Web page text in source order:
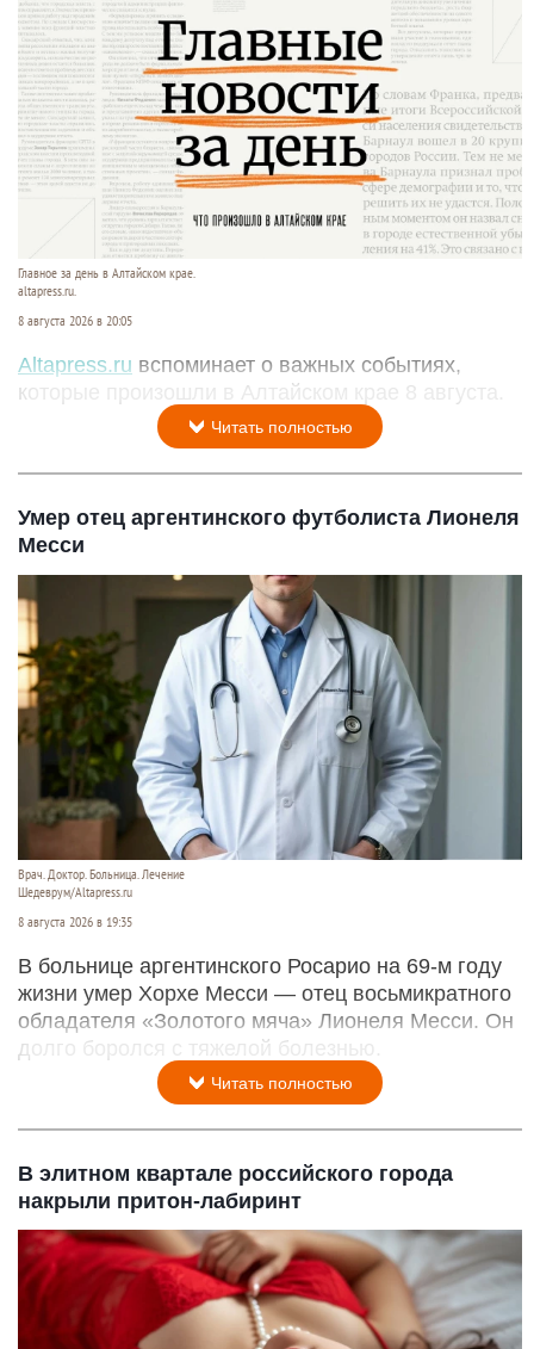
Главное за день в Алтайском крае.
altapress.ru.
8 августа 2026 в 20:05
Altapress.ru вспоминает о важных событиях,
которые произошли в Алтайском крае 8 августа.
Читать полностью
Умер отец аргентинского футболиста Лионеля
Месси
Врач. Доктор. Больница. Лечение
Шедеврум/Altapress.ru
8 августа 2026 в 19:35
В больнице аргентинского Росарио на 69-м году
жизни умер Хорхе Месси — отец восьмикратного
обладателя «Золотого мяча» Лионеля Месси. Он
долго боролся с тяжелой болезнью.
Читать полностью
В элитном квартале российского города
накрыли притон-лабиринт